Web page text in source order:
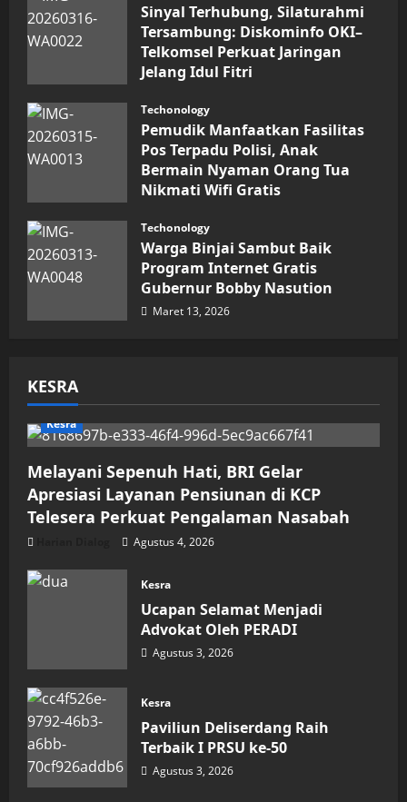
Sinyal Terhubung, Silaturahmi
Tersambung: Diskominfo OKI–
Telkomsel Perkuat Jaringan
Jelang Idul Fitri
Techonology
Pemudik Manfaatkan Fasilitas
Pos Terpadu Polisi, Anak
Bermain Nyaman Orang Tua
Nikmati Wifi Gratis
Techonology
Warga Binjai Sambut Baik
Program Internet Gratis
Gubernur Bobby Nasution
Maret 13, 2026
KESRA
Kesra
Melayani Sepenuh Hati, BRI Gelar
Apresiasi Layanan Pensiunan di KCP
Telesera Perkuat Pengalaman Nasabah
Agustus 4, 2026
Kesra
Ucapan Selamat Menjadi
Advokat Oleh PERADI
Agustus 3, 2026
Kesra
Paviliun Deliserdang Raih
Terbaik I PRSU ke-50
Agustus 3, 2026